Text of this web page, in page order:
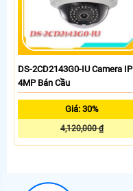
DS-2CD2143G0-IU Camera IP
4MP Bán Cầu
Giá: 30%
4,120,000 ₫